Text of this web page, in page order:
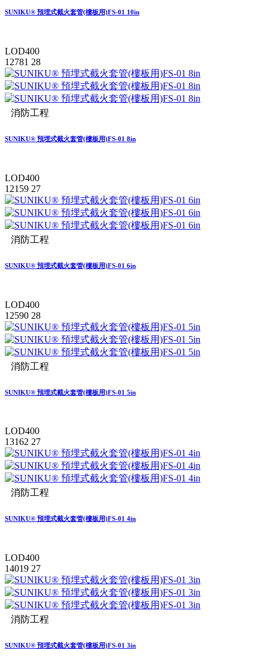
SUNIKU® 預埋式截火套管(樓板用)FS-01 10in
LOD400
12781 28
消防工程
SUNIKU® 預埋式截火套管(樓板用)FS-01 8in
LOD400
12159 27
消防工程
SUNIKU® 預埋式截火套管(樓板用)FS-01 6in
LOD400
12590 28
消防工程
SUNIKU® 預埋式截火套管(樓板用)FS-01 5in
LOD400
13162 27
消防工程
SUNIKU® 預埋式截火套管(樓板用)FS-01 4in
LOD400
14019 27
消防工程
SUNIKU® 預埋式截火套管(樓板用)FS-01 3in